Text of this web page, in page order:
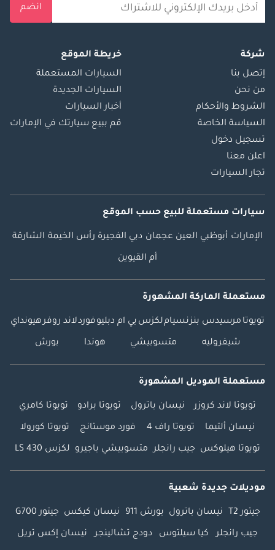
انضم
شركة
إتصل بنا
من نحن
الشروط والأحكام
السياسة الخاصة
تسجيل دخول
اعلن معنا
تجار السيارات
خريطة الموقع
السيارات المستعملة
السيارات الجديدة
أخبار السيارات
قم ببيع سيارتك في الإمارات
سيارات مستعملة للبيع حسب الموقع
الإمارات أبوظبي العين عجمان دبي الفجيرة رأس الخيمة الشارقة
أم القيوين
مستعملة الماركة المشهورة
تويوتا مرسيدس بنزنسياملكزس بي ام دبليوفوردلاند روفرهيونداي
شيفروليه متسوبيشي هوندا بورش
مستعملة الموديل المشهورة
تويوتا لاند كروزر نيسان باترول تويوتا برادو تويوتا كامري
نيسان ألتيما تويوتا راف 4 فورد موستانج تويوتا كورولا
تويوتا هيلوكس جيب رانجلر متسوبيشي باجيرو لكزس LS 430
موديلات جديدة شعبية
جيتور T2 نيسان باترول بورش 911 نيسان كيكس جيتور G700
جيب رانجلر كيا سيلتوس دودج تشالينجر نيسان إكس تريل